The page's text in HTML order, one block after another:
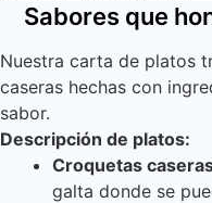
Sabores que
Nuestra carta de platos
caseras hechas con
sabor.
Descripción de platos:
Croquetas
galta donde se